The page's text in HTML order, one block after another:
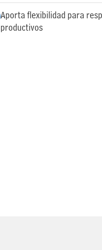
Aporta flexibilidad para
productivos